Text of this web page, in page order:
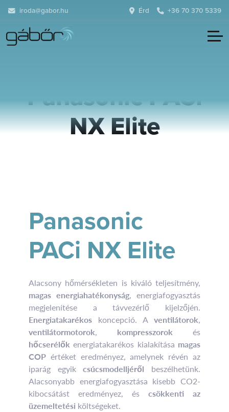
iroda@gabor.hu Érd +36 70 370 5339
Panasonic PACi
NX Elite
Panasonic
PACi NX Elite
Alacsony hőmérsékleten is kiváló teljesítmény,
magas energiahatékonyság, energiafogyasztás
megjelenítése a távvezérlő kijelzőjén.
Energiatakarékos koncepció. A ventilátorok,
ventilátormotorok, kompresszorok és
hőcserélők energiatakarékos kialakítása magas
COP értéket eredményez, amelynek révén az
iparág egyikcsúcsmodelljéről beszélhetünk.
Alacsonyabb energiafogyasztása kisebb CO2-
kibocsátást eredményez, és csökkenti az
üzemeltetési költségeket.